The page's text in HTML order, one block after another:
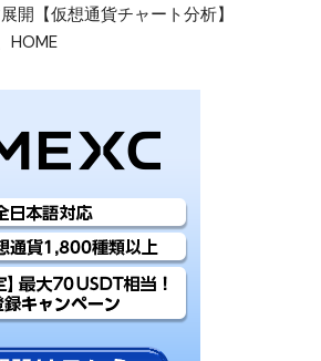
開【仮想通貨チャート分析】
HOME